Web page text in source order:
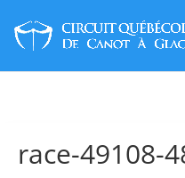
race-49108-